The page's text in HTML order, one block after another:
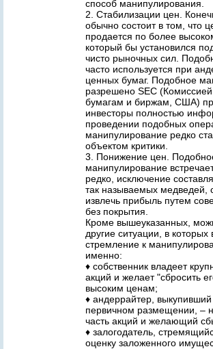
способ манипулирования.
2. Стабилизации цен.
обычно состоит в том, что
продается по более
который бы установился
чисто рыночных сил.
часто используется при
ценных бумаг. Подобное
разрешено SEC
бумагам и биржам, США)
инвесторы полностью
проведении подобных
манипулирование редко
объектом критики.
3. Понижение цен.
манипулирование
редко, исключение
так называемых медведей,
извлечь прибыль путем
без покрытия.
Кроме вышеуказанных,
другие ситуации, в которых
стремление к
именно:
♦ собственник владеет
акций и желает "сбросить
высоким ценам;
♦ андеррайтер,
первичном размещении, –
часть акций и желающий
♦ залогодатель,
оценку заложенного